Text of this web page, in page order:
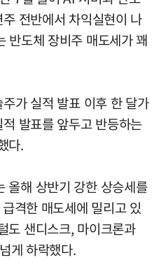
전반에서 차익실현이 나
반도체 장비주 매도세가 꽤
가 실적 발표 이후 한 달가
발표를 앞두고 반등하는
다.
올해 상반기 강한 상승세를
격한 매도세에 밀리고 있
도 샌디스크, 마이크론과
게 하락했다.